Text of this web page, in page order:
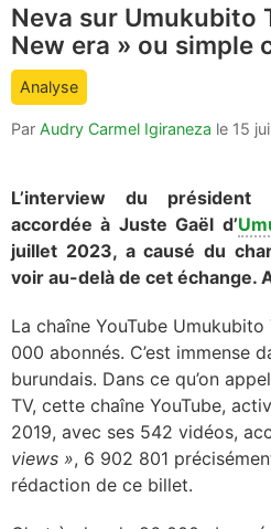
article
comment
count
Neva sur Umukubito
New era » ou simple
Analyse
Par Audry Carmel Igiraneza le 15
L’interview du président
accordée à Juste Gaël d’
juillet 2023, a causé du
voir au-delà de cet échange.
La chaîne YouTube
000 abonnés. C’est immense
burundais. Dans ce qu’on
TV, cette chaîne YouTube,
2019, avec ses 542 vidéos,
views », 6 902 801
rédaction de ce billet.